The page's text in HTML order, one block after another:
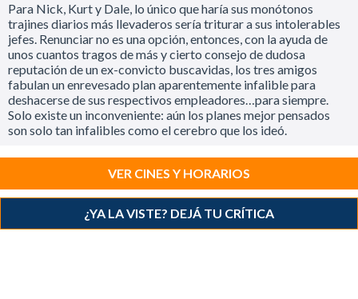
Para Nick, Kurt y Dale, lo único que haría sus monótonos
trajines diarios más llevaderos sería triturar a sus intolerables
jefes. Renunciar no es una opción, entonces, con la ayuda de
unos cuantos tragos de más y cierto consejo de dudosa
reputación de un ex-convicto buscavidas, los tres amigos
fabulan un enrevesado plan aparentemente infalible para
deshacerse de sus respectivos empleadores…para siempre.
Solo existe un inconveniente: aún los planes mejor pensados
son solo tan infalibles como el cerebro que los ideó.
VER CINES Y HORARIOS
¿YA LA VISTE? DEJÁ TU CRÍTICA